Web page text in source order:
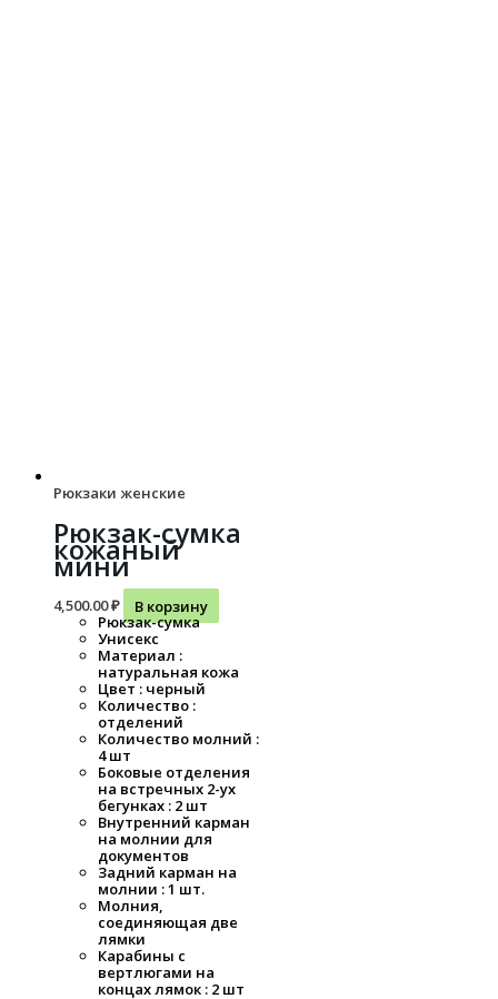
Рюкзаки женские
Рюкзак-сумка
кожаный
мини
4,500.00₽
В корзину
Рюкзак-сумка
Унисекс
Материал :
натуральная кожа
Цвет : черный
Количество :
отделений
Количество молний :
4 шт
Боковые отделения
на встречных 2-ух
бегунках : 2 шт
Внутренний карман
на молнии для
документов
Задний карман на
молнии : 1 шт.
Молния,
соединяющая две
лямки
Карабины с
вертлюгами на
концах лямок : 2 шт